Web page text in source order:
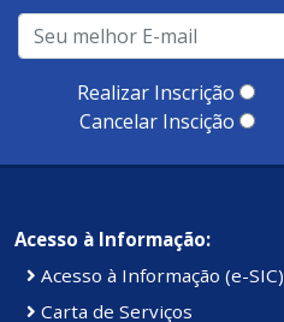
Realizar Inscrição
Cancelar Inscição
Acesso à Informação:
Acesso à Informação (e-SIC)
Carta de Serviços